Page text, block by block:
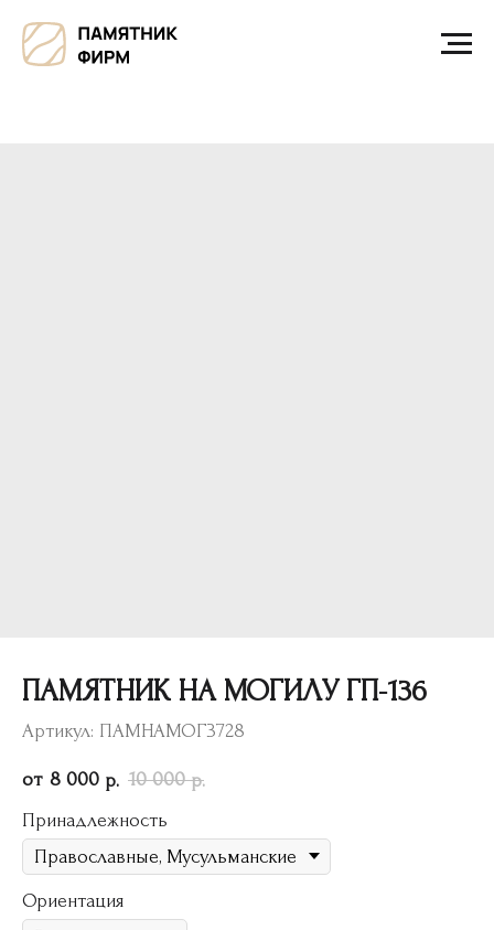
ПАМЯТНИК НА МОГИЛУ ГП-136
Артикул: ПАМНАМОГ3728
8 000 р. 10 000 р.
Принадлежность
Ориентация